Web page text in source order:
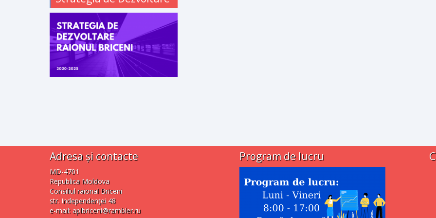
Adresa și contacte
MD-4701
Republica Moldova
Consiliul raional Briceni
str. Independenţei 48
e-mail: aplbriceni@rambler.ru
Program de lucru